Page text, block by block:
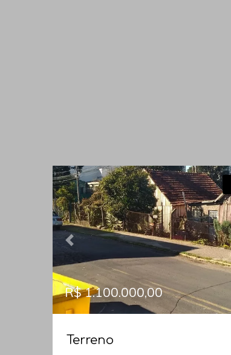
Previous
R$ 1.100.000,00
Terreno